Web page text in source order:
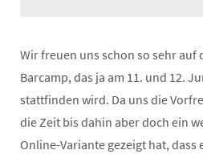
Wir freuen uns schon so sehr auf
Barcamp, das ja am 11. und 12.
stattfinden wird. Da uns die
die Zeit bis dahin aber doch ein
Online-Variante gezeigt hat,